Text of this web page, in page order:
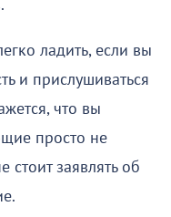
ладить, если вы
и прислушиваться
что вы
просто не
заявлять об